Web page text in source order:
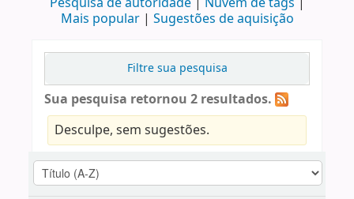
Mais popular
Sugestões de aquisição
Filtre sua pesquisa
Sua pesquisa retornou 2 resultados.
Desculpe, sem sugestões.